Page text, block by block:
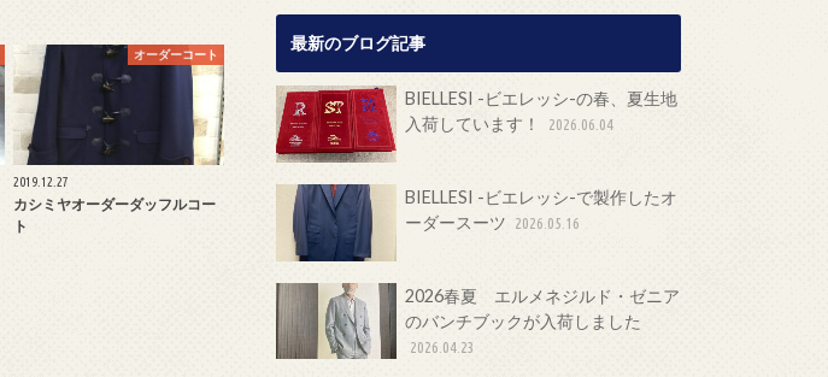
オーダーコート
2019.12.27
カシミヤオーダーダッフルコー
ト
最新のブログ記事
BIELLESI -ビエレッシ-の春、夏生地
入荷しています！
2026.06.04
BIELLESI -ビエレッシ-で製作したオ
ーダースーツ
2026.05.16
2026春夏 エルメネジルド・ゼニア
のバンチブックが入荷しました
2026.04.23